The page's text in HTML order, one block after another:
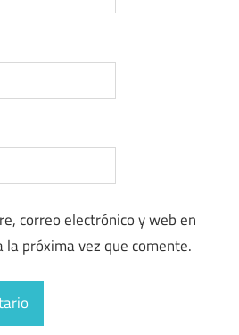
correo electrónico y web en
próxima vez que comente.